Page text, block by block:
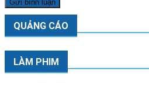
QUẢNG CÁO
LÀM PHIM